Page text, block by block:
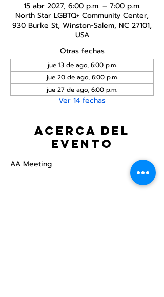
15 abr 2027, 6:00 p.m. – 7:00 p.m.
North Star LGBTQ+ Community Center,
930 Burke St, Winston-Salem, NC 27101,
USA
Otras fechas
jue 13 de ago, 6:00 p.m.
jue 20 de ago, 6:00 p.m.
jue 27 de ago, 6:00 p.m.
Ver 14 fechas
Acerca del
evento
AA Meeting